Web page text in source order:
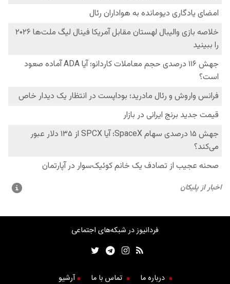
فردانیوز در شبکه‌های اجتماعی
درباره ما تماس با ما آرشیو